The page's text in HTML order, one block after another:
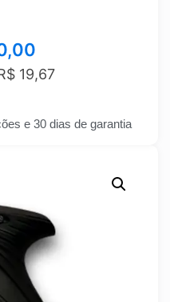
19,67
e 30 dias de garantia